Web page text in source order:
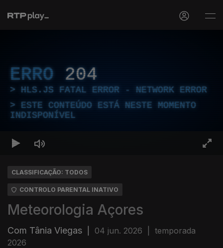
ERRO 204
HLS.JS FATAL ERROR - NETWORK ERROR
ESTE CONTEÚDO ESTÁ NESTE MOMENTO
INDISPONÍVEL
CLASSIFICAÇÃO: TODOS
CONTROLO PARENTAL INATIVO
Meteorologia Açores
Com Tânia Viegas 04 jun. 2026
temporada
2026